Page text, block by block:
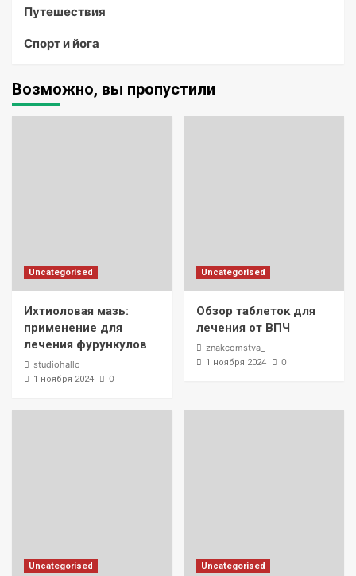
Путешествия
Спорт и йога
Возможно, вы пропустили
Uncategorised
Ихтиоловая мазь:
применение для
лечения фурункулов
studiohallo_
1 ноября 2024 0
Uncategorised
Обзор таблеток для
лечения от ВПЧ
znakcomstva_
1 ноября 2024 0
Uncategorised Uncategorised